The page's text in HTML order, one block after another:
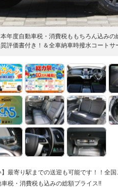
本年度自動車税・消費税ももちろん込み
評価書付き！＆全車納車時撥水コート
】最寄り駅までの送迎も可能です！！全
税・消費税も込みの総額プライス!!